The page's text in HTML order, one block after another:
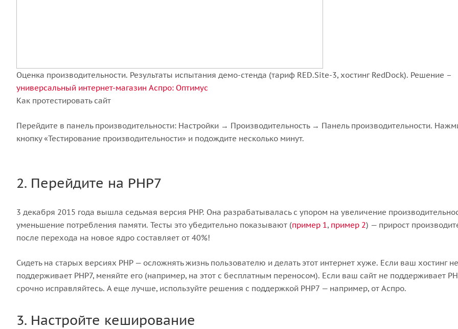
Оценка производительности. Результаты испытания демо-стенда (тариф RED.Site-3, хостинг RedDock). Решение –
универсальный интернет-магазин Аспро: Оптимус
Как протестировать сайт
Перейдите в панель производительности: Настройки → Производительность → Панель производительности.
кнопку «Тестирование производительности» и подождите несколько минут.
2. Перейдите на PHP7
3 декабря 2015 года вышла седьмая версия PHP. Она разрабатывалась с упором на увеличение
уменьшение потребления памяти. Тесты это убедительно показывают (пример 1, пример 2) — прирост
после перехода на новое ядро составляет от 40%!
Сидеть на старых версиях PHP — осложнять жизнь пользователю и делать этот интернет хуже. Если ваш хостинг не
поддерживает PHP7, меняйте его (например, на этот с бесплатным переносом). Если ваш сайт не поддерживает
срочно исправляйтесь. А еще лучше, используйте решения с поддержкой PHP7 — например, от Аспро.
3. Настройте кеширование